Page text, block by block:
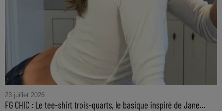
23 juillet 2026
FG CHIC : Le tee-shirt trois-quarts, le basique inspiré de Jane...